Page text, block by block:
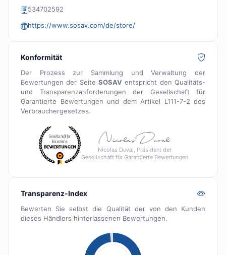
534702592
https://www.sosav.com/de/store/
Konformität
Der Prozess zur Sammlung und Verwaltung der
Bewertungen der Seite SOSAV entspricht den Qualitäts-
und Transparenzanforderungen der Gesellschaft für
Garantierte Bewertungen und dem Artikel L111-7-2 des
Verbrauchergesetzes.
Nicolas Duval, Präsident der
Gesellschaft für Garantierte Bewertungen
Transparenz-Index
Bewerten Sie selbst die Qualität der von den Kunden
dieses Händlers hinterlassenen Bewertungen.